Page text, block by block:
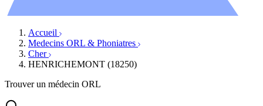
Accueil
Medecins ORL & Phoniatres
Cher
HENRICHEMONT (18250)
Trouver un médecin ORL